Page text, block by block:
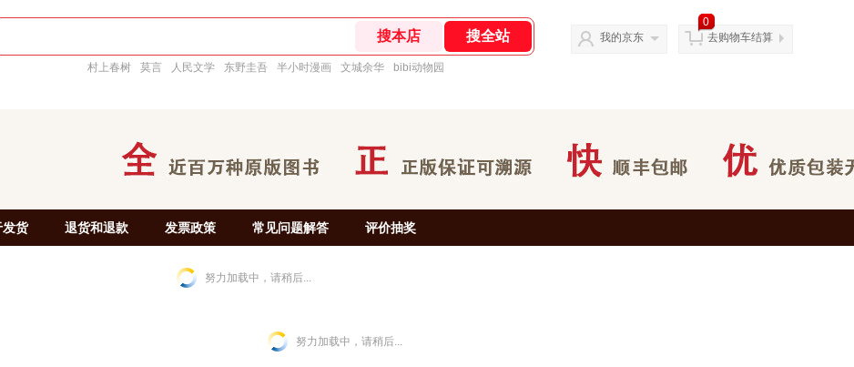
村上春树 莫言 人民文学 东野圭吾 半小时漫画 文城余华 bibi动物园
我的京东
0
去购物车结算
发货 退货和退款 发票政策 常见问题解答 评价抽奖
努力加载中，请稍后...
努力加载中，请稍后...